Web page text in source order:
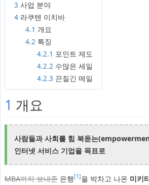
3 사업 분야
4 라쿠텐 이치바
4.1 개요
4.2 특징
4.2.1 포인트 제도
4.2.2 수많은 세일
4.2.3 끈질긴 메일
1 개요
사람들과 사회를 힘 북돋는
인터넷 서비스 기업을 목표로
MBA까지 보내준은행[1]을 박차고 나온 미키